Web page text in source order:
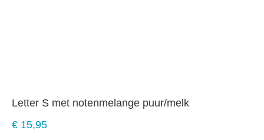
Letter S met notenmelange puur/melk
€ 15,95